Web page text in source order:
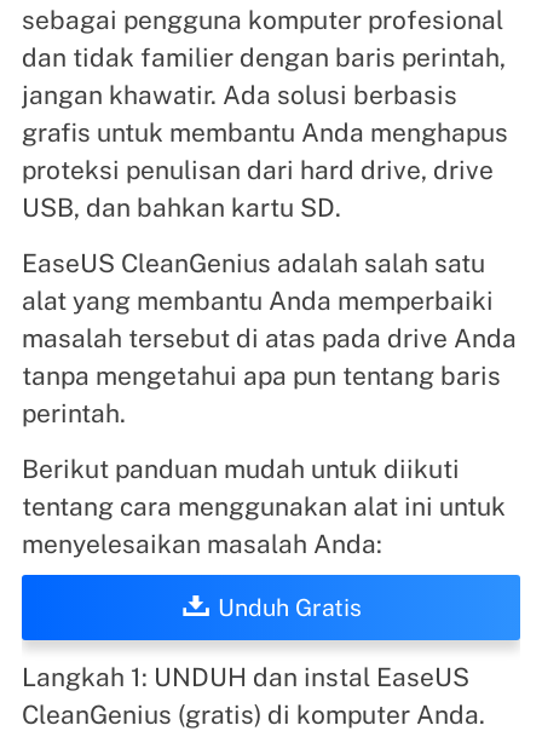
sebagai pengguna komputer profesional
dan tidak familier dengan baris perintah,
jangan khawatir. Ada solusi berbasis
grafis untuk membantu Anda menghapus
proteksi penulisan dari hard drive, drive
USB, dan bahkan kartu SD.
EaseUS CleanGenius adalah salah satu
alat yang membantu Anda memperbaiki
masalah tersebut di atas pada drive Anda
tanpa mengetahui apa pun tentang baris
perintah.
Berikut panduan mudah untuk diikuti
tentang cara menggunakan alat ini untuk
menyelesaikan masalah Anda:
Unduh Gratis
Langkah 1: UNDUH dan instal EaseUS
CleanGenius (gratis) di komputer Anda.